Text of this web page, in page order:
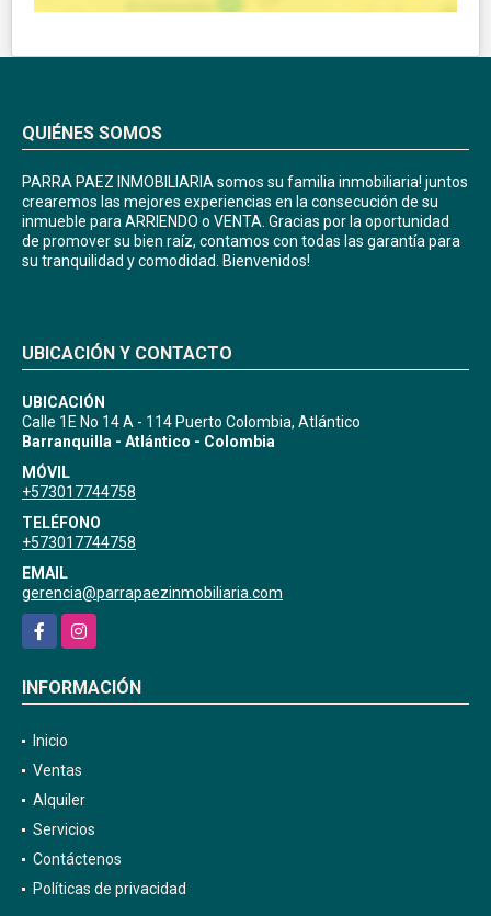
QUIÉNES SOMOS
PARRA PAEZ INMOBILIARIA somos su familia inmobiliaria! juntos
crearemos las mejores experiencias en la consecución de su
inmueble para ARRIENDO o VENTA. Gracias por la oportunidad
de promover su bien raíz, contamos con todas las garantía para
su tranquilidad y comodidad. Bienvenidos!
UBICACIÓN Y CONTACTO
UBICACIÓN
Calle 1E No 14 A - 114 Puerto Colombia, Atlántico
Barranquilla - Atlántico - Colombia
MÓVIL
+573017744758
TELÉFONO
+573017744758
EMAIL
gerencia@parrapaezinmobiliaria.com
FacebookInstagram
INFORMACIÓN
Inicio
Ventas
Alquiler
Servicios
Contáctenos
Políticas de privacidad